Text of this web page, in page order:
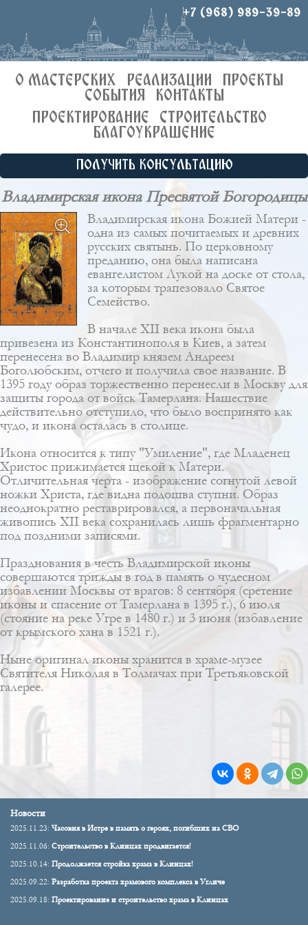
+7 (968) 989-39-89
О МАСТЕРСКИХ РЕАЛИЗАЦИИ
ПРОЕКТЫ
СОБЫТИЯ
КОНТАКТЫ
ПРОЕКТИРОВАНИЕ
СТРОИТЕЛЬСТВО
БЛАГОУКРАШЕНИЕ
ПОЛУЧИТЬ КОНСУЛЬТАЦИЮ
Владимирская икона Пресвятой Богородицы
Владимирская икона Божией Матери -
одна из самых почитаемых и древних
русских святынь. По церковному
преданию, она была написана
евангелистом Лукой на доске от стола,
за которым трапезовало Святое
Семейство.
В начале XII века икона была
привезена из Константинополя в Киев, а затем
перенесена во Владимир князем Андреем
Боголюбским, отчего и получила свое название. В
1395 году образ торжественно перенесли в Москву для
защиты города от войск Тамерлана. Нашествие
действительно отступило, что было воспринято как
чудо, и икона осталась в столице.
Икона относится к типу "Умиление", где Младенец
Христос прижимается щекой к Матери.
Отличительная черта - изображение согнутой левой
ножки Христа, где видна подошва ступни. Образ
неоднократно реставрировался, а первоначальная
живопись XII века сохранилась лишь фрагментарно
под поздними записями.
Празднования в честь Владимирской иконы
совершаются трижды в год в память о чудесном
избавлении Москвы от врагов: 8 сентября (сретение
иконы и спасение от Тамерлана в 1395 г.), 6 июля
(стояние на реке Угре в 1480 г.) и 3 июня (избавление
от крымского хана в 1521 г.).
Ныне оригинал иконы хранится в храме-музее
Святителя Николая в Толмачах при Третьяковской
галерее.
Новости
2025.11.23: Часовня в Истре в память о героях, погибших на СВО
2025.11.06: Строительство в Клинцах продвигается!
2025.10.14: Продолжается стройка храма в Клинцах!
2025.09.22: Разработка проекта храмового комплекса в Угличе
2025.09.18: Проектирование и строительство храма в Клинцах